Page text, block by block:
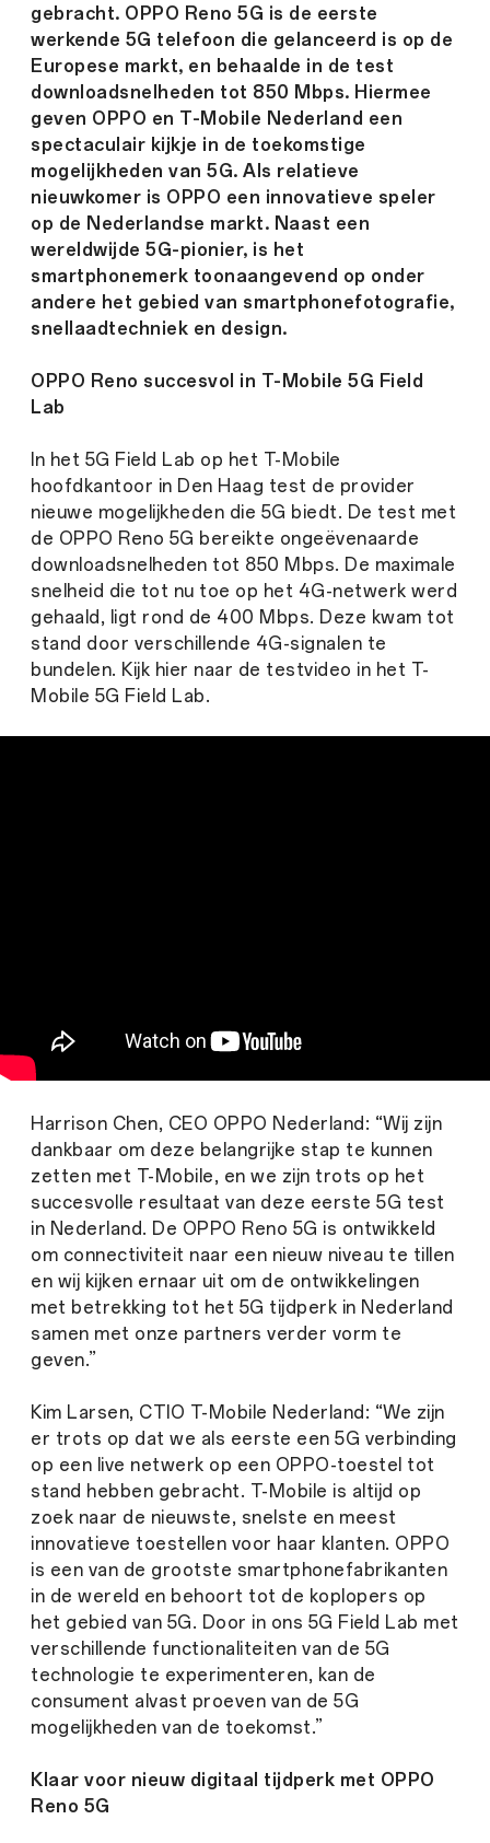
gebracht. OPPO Reno 5G is de eerste
werkende 5G telefoon die gelanceerd is op de
Europese markt, en behaalde in de test
downloadsnelheden tot 850 Mbps. Hiermee
geven OPPO en T-Mobile Nederland een
spectaculair kijkje in de toekomstige
mogelijkheden van 5G. Als relatieve
nieuwkomer is OPPO een innovatieve speler
op de Nederlandse markt. Naast een
wereldwijde 5G-pionier, is het
smartphonemerk toonaangevend op onder
andere het gebied van smartphonefotografie,
snellaadtechniek en design.
OPPO Reno succesvol in T-Mobile 5G Field
Lab
In het 5G Field Lab op het T-Mobile
hoofdkantoor in Den Haag test de provider
nieuwe mogelijkheden die 5G biedt. De test met
de OPPO Reno 5G bereikte ongeëvenaarde
downloadsnelheden tot 850 Mbps. De maximale
snelheid die tot nu toe op het 4G-netwerk werd
gehaald, ligt rond de 400 Mbps. Deze kwam tot
stand door verschillende 4G-signalen te
bundelen. Kijk hier naar de testvideo in het T-
Mobile 5G Field Lab.
Harrison Chen, CEO OPPO Nederland: “Wij zijn
dankbaar om deze belangrijke stap te kunnen
zetten met T-Mobile, en we zijn trots op het
succesvolle resultaat van deze eerste 5G test
in Nederland. De OPPO Reno 5G is ontwikkeld
om connectiviteit naar een nieuw niveau te tillen
en wij kijken ernaar uit om de ontwikkelingen
met betrekking tot het 5G tijdperk in Nederland
samen met onze partners verder vorm te
geven.”
Kim Larsen, CTIO T-Mobile Nederland: “We zijn
er trots op dat we als eerste een 5G verbinding
op een live netwerk op een OPPO-toestel tot
stand hebben gebracht. T-Mobile is altijd op
zoek naar de nieuwste, snelste en meest
innovatieve toestellen voor haar klanten. OPPO
is een van de grootste smartphonefabrikanten
in de wereld en behoort tot de koplopers op
het gebied van 5G. Door in ons 5G Field Lab met
verschillende functionaliteiten van de 5G
technologie te experimenteren, kan de
consument alvast proeven van de 5G
mogelijkheden van de toekomst.”
Klaar voor nieuw digitaal tijdperk met OPPO
Reno 5G